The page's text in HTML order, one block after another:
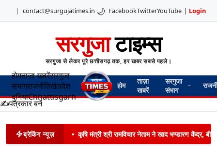
| contact@surgujatimes.in 🌙 FacebookTwitterYouTube | Login
सरगुजाटाइम्स
सरगुजा से लेकर पूरे छत्तीसगढ़ तक, हर खबर सबसे पहले।
होमताज़ा खबरेंसरगुजा
संभागराजनीतिखेलदेश
दुनियाChhattisgarh
होम
ताज़ा
खबरें
सरगुजा
संभाग
✍️पत्रकार बनें
ब्रेकिंग न्यूज़ • कृषि मंत्री श्री रामविचार नेताम ने खाद भण्डारण केंद्र,